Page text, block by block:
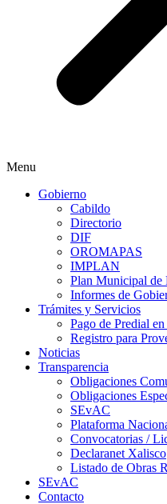
Menu
Gobierno
Cabildo
Directorio
DIF
OROMAPAS
IMPLAN
Plan Municipal de
Informes de
Trámites y Servicios
Pago de Predial
Registro para
Noticias
Transparencia
Obligaciones
Obligaciones
SEvAC
Plataforma
Convocatorias /
Declaranet Xalisco
Listado de Obras
SEvAC
Contacto